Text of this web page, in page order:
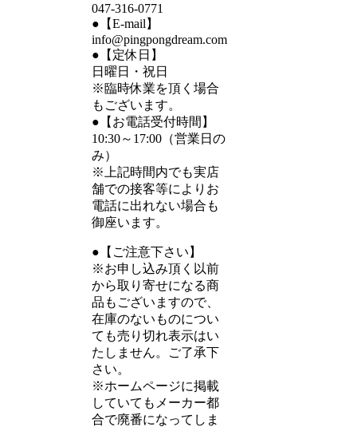
047-316-0771
●【E-mail】
info@pingpongdream.com
●【定休日】
日曜日・祝日
※臨時休業を頂く場合
もございます。
●【お電話受付時間】
10:30～17:00（営業日の
み）
※上記時間内でも実店
舗での接客等によりお
電話に出れない場合も
御座います。
●【ご注意下さい】
※お申し込み頂く以前
から取り寄せになる商
品もございますので、
在庫のないものについ
ても売り切れ表示はい
たしません。ご了承下
さい。
※ホームページに掲載
していてもメーカー都
合で廃番になってしま